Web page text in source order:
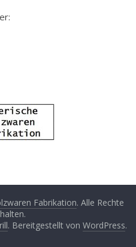
Fabrikation. Alle Rechte
. Bereitgestellt von WordPress.